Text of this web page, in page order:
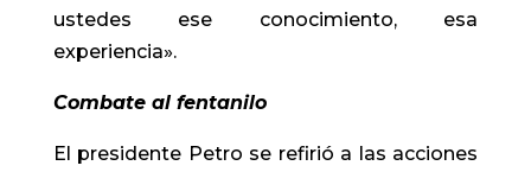
ustedes ese conocimiento, esa
experiencia».
​Combate al​ fentanilo
El presidente Petro se refirió a las acciones